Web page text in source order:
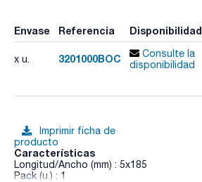
Envase Referencia Disponibilidad
x u. 3201000BOC
Consulte la
disponibilidad
Imprimir ficha de
producto
Características
Longitud/Ancho (mm) : 5x185
Pack (u.) : 1